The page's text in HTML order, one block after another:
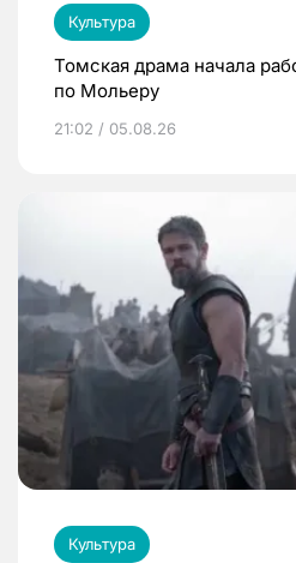
Культура
Томская драма начала
по Мольеру
21:02 / 05.08.26
Культура